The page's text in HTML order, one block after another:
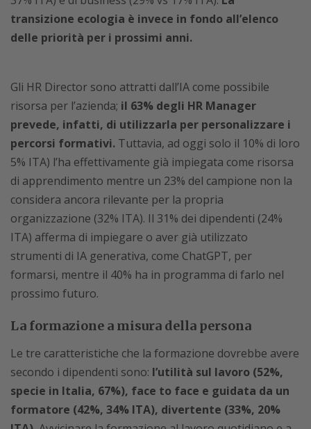
transizione ecologia è invece in fondo all’elenco
delle priorità per i prossimi anni.
Gli HR Director sono attratti dall’IA come possibile
risorsa per l’azienda; il 63% degli HR Manager
prevede, infatti, di utilizzarla per personalizzare i
percorsi formativi. Tuttavia, ad oggi solo il 10% di loro
5% ITA) l’ha effettivamente già impiegata come risorsa
di apprendimento mentre un 23% del campione non la
considera ancora rilevante per la propria
organizzazione (32% ITA). Il 31% dei dipendenti (24%
ITA) afferma di impiegare o aver già utilizzato
strumenti di IA generativa, come ChatGPT, per
formarsi, mentre il 40% ha in programma di farlo nel
prossimo futuro.
La formazione a misura della persona
Le tre caratteristiche che la formazione dovrebbe avere
secondo i dipendenti sono: l’utilità sul lavoro (52%,
specie in Italia, 67%), face to face e guidata da un
formatore (42%, 34% ITA), divertente (33%, 20%